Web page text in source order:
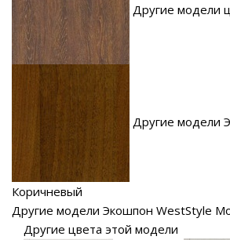
Другие модели
Другие модели
Коричневый
Другие модели Экошпон WestStyle
Другие цвета этой модели